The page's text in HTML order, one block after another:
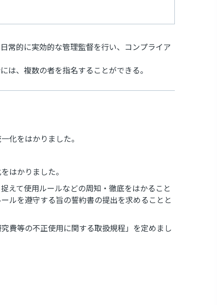
常的に実効的な管理監督を行い、コンプライア
、複数の者を指名することができる。
化をはかりました。
はかりました。
えて使用ルールなどの周知・徹底をはかること
ルを遵守する旨の誓約書の提出を求めることと
費等の不正使用に関する取扱規程」を定めまし